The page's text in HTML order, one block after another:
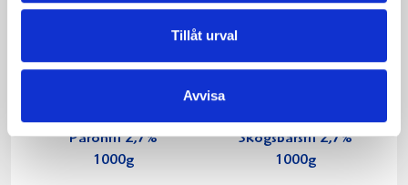
Tillåt urval
Avvisa
Päronfil 2,7%
1000g
Skogsbärsfil 2,7%
1000g